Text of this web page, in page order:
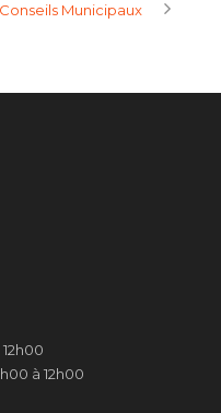
Conseils Municipaux
à 12h00